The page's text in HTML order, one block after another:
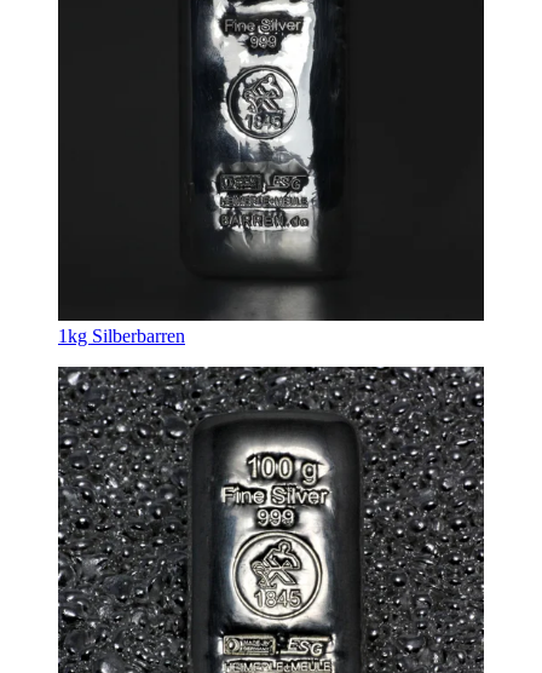
1kg Silberbarren